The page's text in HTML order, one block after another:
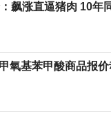
飙涨直逼猪肉 10年
氧基苯甲酸商品报